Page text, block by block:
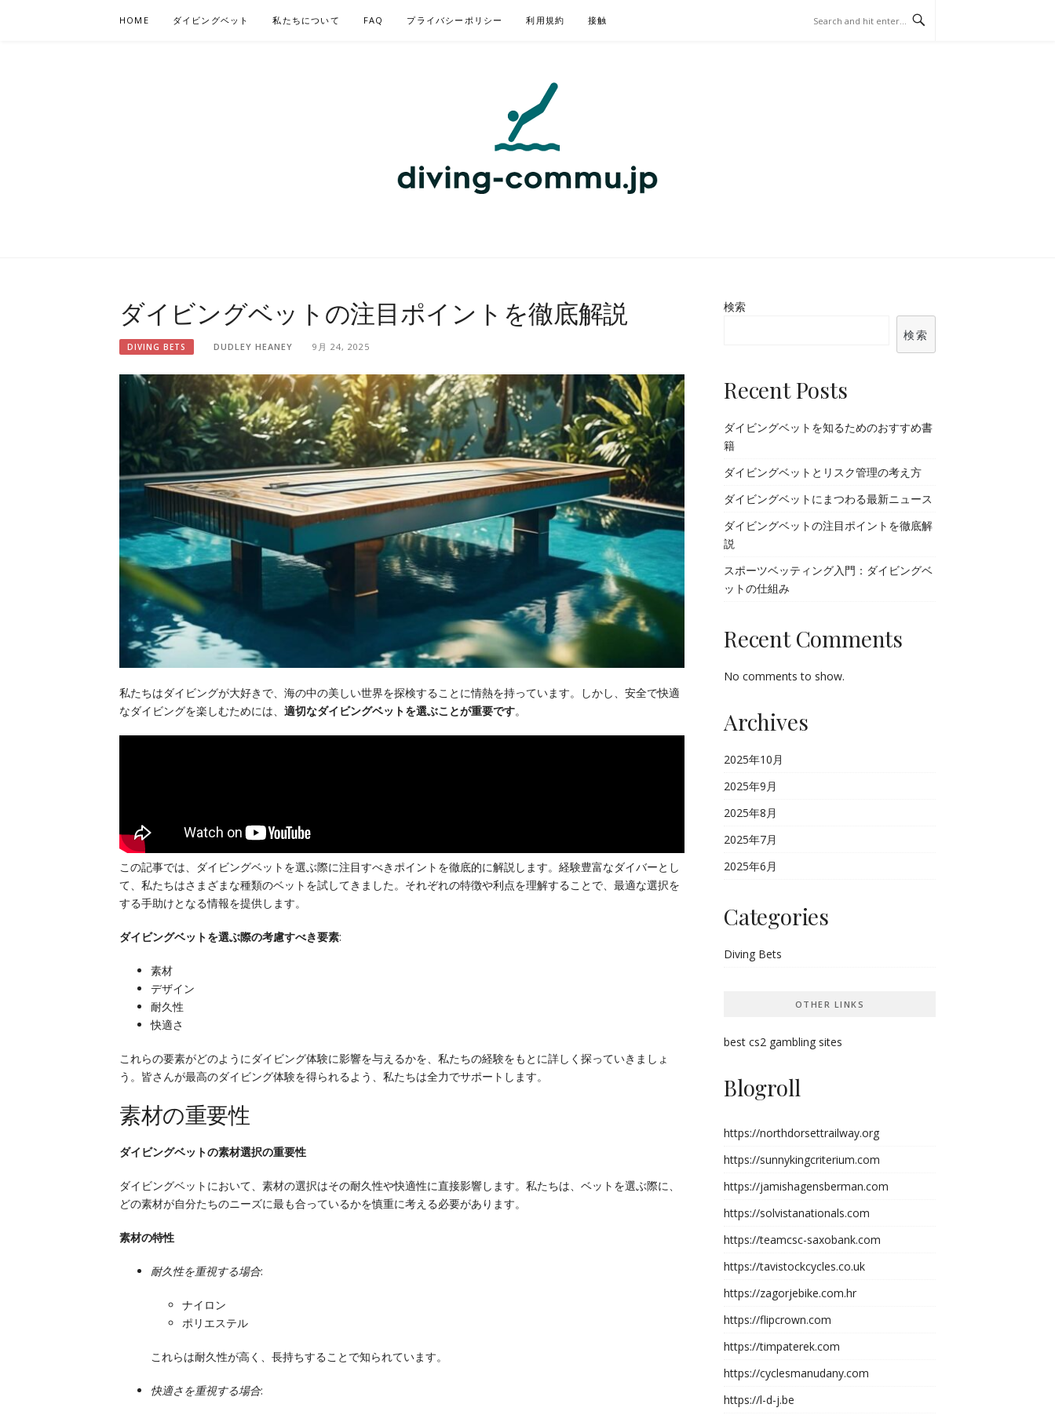
HOME ダイビングベット 私たちについて FAQ プライバシーポリシー 利用規約 接触
ダイビングベットの注目ポイントを徹底解説
DIVING BETS DUDLEY HEANEY 9月 24, 2025
私たちはダイビングが大好きで、海の中の美しい世界を探検することに情熱を持っています。しかし、安全で快適
なダイビングを楽しむためには、 適切なダイビングベットを選ぶことが重要です。
この記事では、ダイビングベットを選ぶ際に注目すべきポイントを徹底的に解説します。経験豊富なダイバーとし
て、私たちはさまざまな種類のベットを試してきました。それぞれの特徴や利点を理解することで、最適な選択を
する手助けとなる情報を提供します。
ダイビングベットを選ぶ際の考慮すべき要素:
素材
デザイン
耐久性
快適さ
これらの要素がどのようにダイビング体験に影響を与えるかを、私たちの経験をもとに詳しく探っていきましょ
う。皆さんが最高のダイビング体験を得られるよう、私たちは全力でサポートします。
素材の重要性
ダイビングベットの素材選択の重要性
ダイビングベットにおいて、素材の選択はその耐久性や快適性に直接影響します。私たちは、ベットを選ぶ際に、
どの素材が自分たちのニーズに最も合っているかを慎重に考える必要があります。
素材の特性
耐久性を重視する場合:
ナイロン
ポリエステル
これらは耐久性が高く、長持ちすることで知られています。
快適さを重視する場合:
検索
検索
Recent Posts
ダイビングベットを知るためのおすすめ書
籍
ダイビングベットとリスク管理の考え方
ダイビングベットにまつわる最新ニュース
ダイビングベットの注目ポイントを徹底解
説
スポーツベッティング入門：ダイビングベ
ットの仕組み
Recent Comments
No comments to show.
Archives
2025年10月
2025年9月
2025年8月
2025年7月
2025年6月
Categories
Diving Bets
OTHER LINKS
best cs2 gambling sites
Blogroll
https://northdorsettrailway.org
https://sunnykingcriterium.com
https://jamishagensberman.com
https://solvistanationals.com
https://teamcsc-saxobank.com
https://tavistockcycles.co.uk
https://zagorjebike.com.hr
https://flipcrown.com
https://timpaterek.com
https://cyclesmanudany.com
https://l-d-j.be